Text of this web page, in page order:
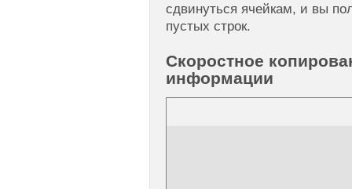
сдвинуться ячейкам, и вы
пустых строк.
Скоростное
информации